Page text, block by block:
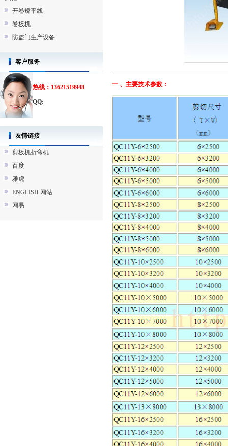
开卷矫平线
卷板机
防盗门生产设备
客户服务
热线：13621519948
QQ:
友情链接
剪板机折弯机
百度
雅虎
ENGLISH 网站
网易
一 、主要技术参数：